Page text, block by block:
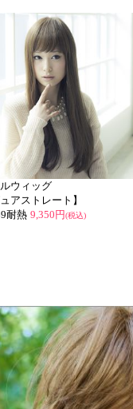
ウィッグ
ュアストレート】
耐熱 9,350円(税込)